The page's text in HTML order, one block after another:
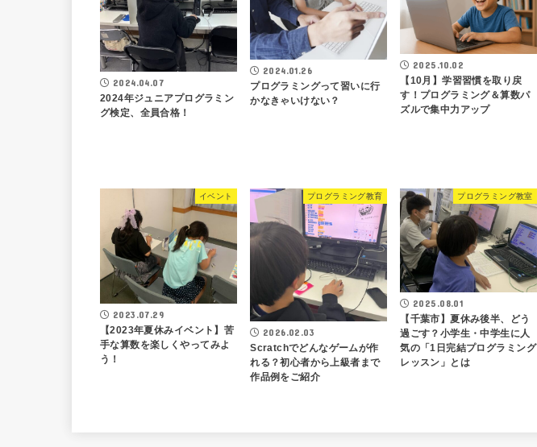
2024.04.07
2024年ジュニアプログラミン
グ検定、全員合格！
2024.01.26
プログラミングって習いに行
かなきゃいけない？
2025.10.02
【10月】学習習慣を取り戻
す！プログラミング＆算数パ
ズルで集中力アップ
イベント
2023.07.29
【2023年夏休みイベント】苦
手な算数を楽しくやってみよ
う！
プログラミング教育
2026.02.03
Scratchでどんなゲームが作
れる？初心者から上級者まで
作品例をご紹介
プログラミング教室
2025.08.01
【千葉市】夏休み後半、どう
過ごす？小学生・中学生に人
気の「1日完結プログラミング
レッスン」とは